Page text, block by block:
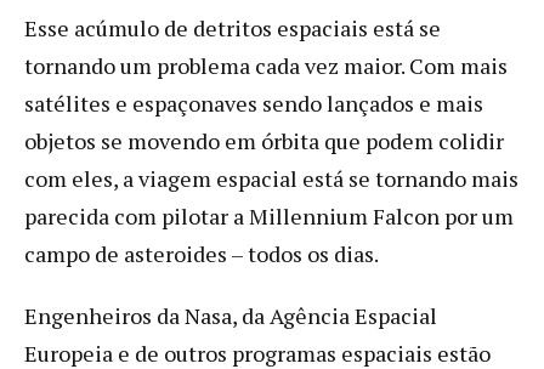
Esse acúmulo de detritos espaciais está se
tornando um problema cada vez maior. Com mais
satélites e espaçonaves sendo lançados e mais
objetos se movendo em órbita que podem colidir
com eles, a viagem espacial está se tornando mais
parecida com pilotar a Millennium Falcon por um
campo de asteroides – todos os dias.
Engenheiros da Nasa, da Agência Espacial
Europeia e de outros programas espaciais estão